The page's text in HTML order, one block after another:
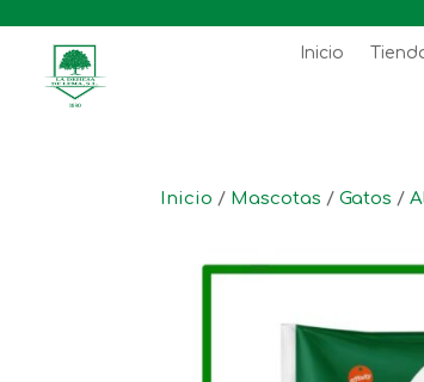
Inicio
Inicio / Mascotas /Gatos /